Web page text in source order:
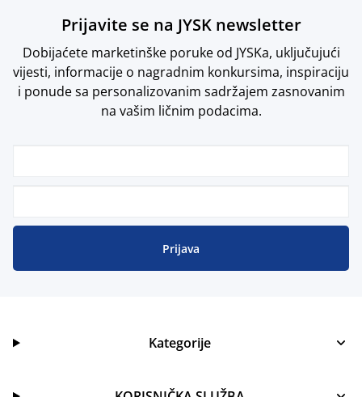
Prijavite se na JYSK newsletter
Dobijaćete marketinške poruke od JYSKa, uključujući
vijesti, informacije o nagradnim konkursima, inspiraciju
i ponude sa personalizovanim sadržajem zasnovanim
na vašim ličnim podacima.
Prijava
Kategorije